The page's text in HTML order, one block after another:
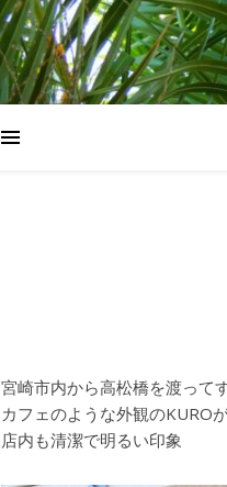
宮崎市内から高松橋を渡って
カフェのような外観のKURO
店内も清潔で明るい印象